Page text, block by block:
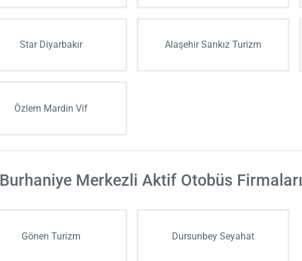
Star Diyarbakır Alaşehir Sarıkız Turizm
Özlem Mardin Vif
Burhaniye Merkezli Aktif Otobüs Firmaları
Gönen Turizm Dursunbey Seyahat